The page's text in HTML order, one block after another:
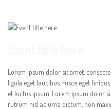
Lorem ipsum dolor sit amet,
ligula eget faucibus. Fusce eget
et luctus ipsum. Lorem ipsum dolor
rutrum nisl ac urna dictum, non